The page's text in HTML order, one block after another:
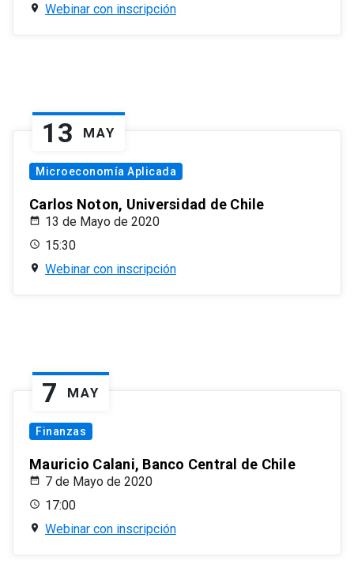
Webinar con inscripción
13 MAY
Microeconomía Aplicada
Carlos Noton, Universidad de Chile
13 de Mayo de 2020
15:30
Webinar con inscripción
7 MAY
Finanzas
Mauricio Calani, Banco Central de Chile
7 de Mayo de 2020
17:00
Webinar con inscripción